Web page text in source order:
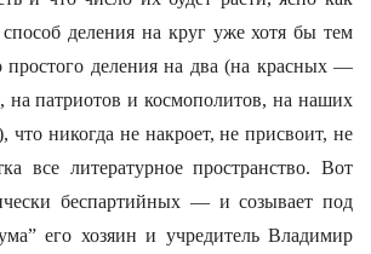
деления на круг уже хотя бы тем
простого деления на два (на красных —
патриотов и космополитов, на наших
никогда не накроет, не присвоит, не
все литературное пространство. Вот
беспартийных — и созывает под
его хозяин и учредитель Владимир